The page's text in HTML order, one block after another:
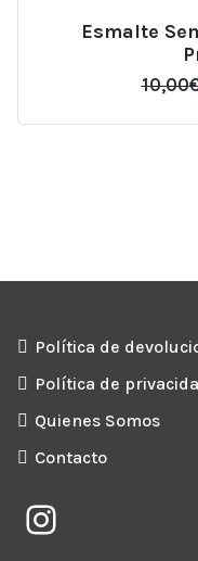
Esmalte
10,00
Política de
Política de
Quienes Somos
Contacto